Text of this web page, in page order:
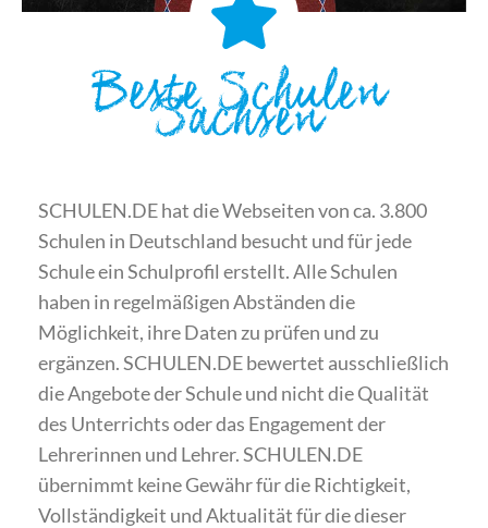
Beste Schulen
Sachsen
SCHULEN.DE hat die Webseiten von ca. 3.800
Schulen in Deutschland besucht und für jede
Schule ein Schulprofil erstellt. Alle Schulen
haben in regelmäßigen Abständen die
Möglichkeit, ihre Daten zu prüfen und zu
ergänzen. SCHULEN.DE bewertet ausschließlich
die Angebote der Schule und nicht die Qualität
des Unterrichts oder das Engagement der
Lehrerinnen und Lehrer. SCHULEN.DE
übernimmt keine Gewähr für die Richtigkeit,
Vollständigkeit und Aktualität für die dieser